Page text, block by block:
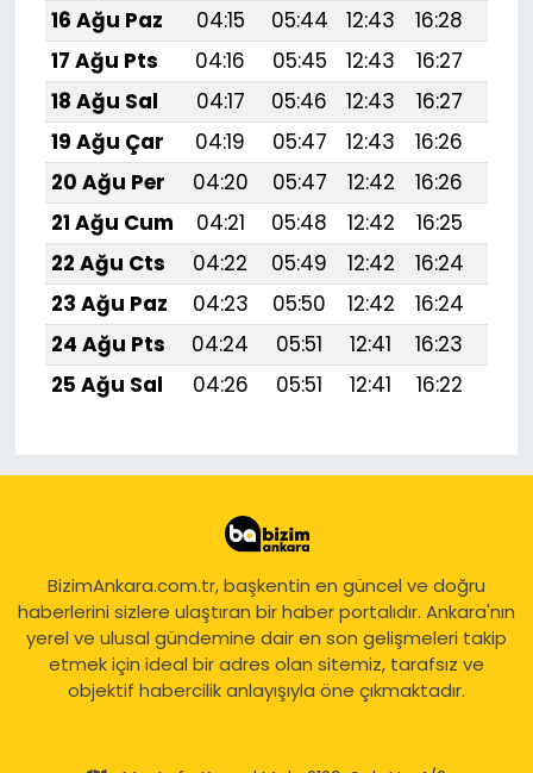
16 Ağu Paz
04:15 05:44 12:43 16:28
17 Ağu Pts
04:16 05:45 12:43 16:27
18 Ağu Sal
04:17 05:46 12:43 16:27
19 Ağu Çar
04:19 05:47 12:43 16:26
20 Ağu Per
04:20 05:47 12:42 16:26
21 Ağu Cum
04:21 05:48 12:42 16:25
22 Ağu Cts
04:22 05:49 12:42 16:24
23 Ağu Paz
04:23 05:50 12:42 16:24
24 Ağu Pts
04:24 05:51 12:41 16:23
25 Ağu Sal
04:26 05:51 12:41 16:22
BizimAnkara.com.tr, başkentin en güncel ve doğru
haberlerini sizlere ulaştıran bir haber portalıdır. Ankara'nın
yerel ve ulusal gündemine dair en son gelişmeleri takip
etmek için ideal bir adres olan sitemiz, tarafsız ve
objektif habercilik anlayışıyla öne çıkmaktadır.